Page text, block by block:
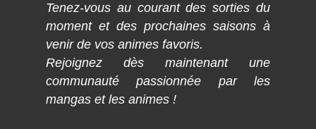
Tenez-vous au courant des sorties du
moment et des prochaines saisons à
venir de vos animes favoris.
Rejoignez dès maintenant une
communauté passionnée par les
mangas et les animes !